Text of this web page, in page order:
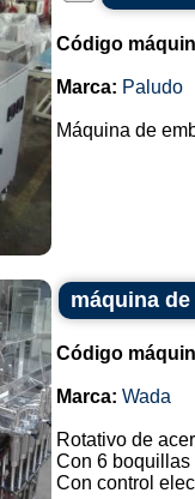
Código
Marca: Paludo
Máquina de
máquina
Código
Marca: Wada
Rotativo de
Con 6 boquillas
Con control